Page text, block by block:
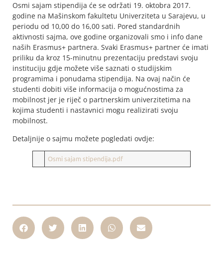
Osmi sajam stipendija će se održati 19. oktobra 2017.
godine na Mašinskom fakultetu Univerziteta u Sarajevu, u
periodu od 10,00 do 16,00 sati. Pored standardnih
aktivnosti sajma, ove godine organizovali smo i info dane
naših Erasmus+ partnera. Svaki Erasmus+ partner će imati
priliku da kroz 15-minutnu prezentaciju predstavi svoju
instituciju gdje možete više saznati o studijskim
programima i ponudama stipendija. Na ovaj način će
studenti dobiti više informacija o mogućnostima za
mobilnost jer je riječ o partnerskim univerzitetima na
kojima studenti i nastavnici mogu realizirati svoju
mobilnost.
Detaljnije o sajmu možete pogledati ovdje:
Osmi sajam stipendija.pdf